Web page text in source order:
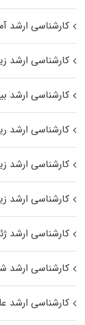
کارشناسی ارشد
کارشناسی ارشد
کارشناسی ارشد
کارشناسی ارشد
کارشناسی
کارشناسی ارشد
کارشناسی ارشد
کارشناسی ارشد
کارشناسی ارشد